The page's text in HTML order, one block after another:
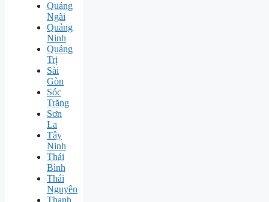
Quảng
Ngãi
Quảng
Ninh
Quảng
Trị
Sài
Gòn
Sóc
Trăng
Sơn
La
Tây
Ninh
Thái
Bình
Thái
Nguyên
Thanh